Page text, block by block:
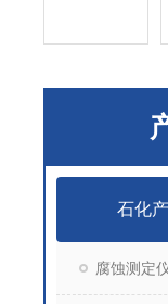
石化
腐蚀测定